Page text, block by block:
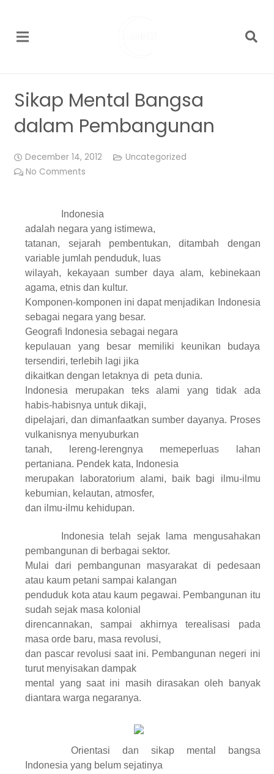
Sikap Mental Bangsa
dalam Pembangunan
December 14, 2012
Uncategorized
No Comments
Indonesia
adalah negara yang istimewa,
tatanan, sejarah pembentukan, ditambah dengan
variable jumlah penduduk, luas
wilayah, kekayaan sumber daya alam, kebinekaan
agama, etnis dan kultur.
Komponen-komponen ini dapat menjadikan Indonesia
sebagai negara yang besar.
Geografi Indonesia sebagai negara
kepulauan yang besar memiliki keunikan budaya
tersendiri, terlebih lagi jika
dikaitkan dengan letaknya di peta dunia.
Indonesia merupakan teks alami yang tidak ada
habis-habisnya untuk dikaji,
dipelajari, dan dimanfaatkan sumber dayanya. Proses
vulkanisnya menyuburkan
tanah, lereng-lerengnya memeperluas lahan
pertaniana. Pendek kata, Indonesia
merupakan laboratorium alami, baik bagi ilmu-ilmu
kebumian, kelautan, atmosfer,
dan ilmu-ilmu kehidupan.
Indonesia telah sejak lama mengusahakan
pembangunan di berbagai sektor.
Mulai dari pembangunan masyarakat di pedesaan
atau kaum petani sampai kalangan
penduduk kota atau kaum pegawai. Pembangunan itu
sudah sejak masa kolonial
direncannakan, sampai akhirnya terealisasi pada
masa orde baru, masa revolusi,
dan pascar revolusi saat ini. Pembangunan negeri ini
turut menyisakan dampak
mental yang saat ini masih dirasakan oleh banyak
diantara warga negaranya.
Orientasi dan sikap mental bangsa
Indonesia yang belum sejatinya